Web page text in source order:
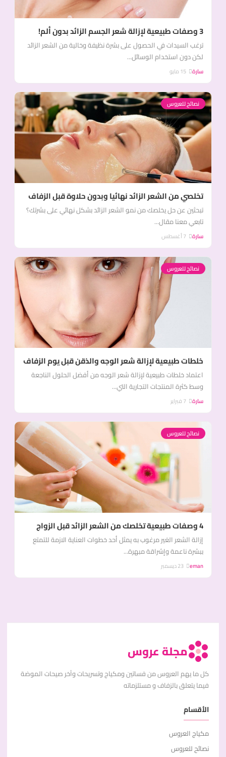
3 وصفات طبيعية لإزالة شعر الجسم الزائد بدون ألم!
ترغب السيدات في الحصول على بشرة نظيفة وخالية من الشعر الزائد
لكن دون استخدام الوسائل...
سارة
نصائح للعروس
تخلصي من الشعر الزائد نهائيا وبدون حلاوة قبل الزفاف
تبحثين عن حل يخلصك من نمو الشعر الزائد بشكل نهائي على بشرتك؟
تابعي معنا مقال...
سارة
نصائح للعروس
خلطات طبيعية لإزالة شعر الوجه والذقن قبل يوم الزفاف
اعتماد خلطات طبيعية لإزالة شعر الوجه من أفضل الحلول الناجعة
وسط كثرة المنتجات التجارية التي...
سارة
نصائح للعروس
4 وصفات طبيعية تخلصك من الشعر الزائد قبل الزواج
إزالة الشعر الغير مرغوب به يمثل أحد خطوات العناية الازمة للتمتع
ببشرة ناعمة وإشراقة مبهرة...
eman
مجلة عروس
كل ما يهم العروس من فساتين ومكياج وتسريحات وآخر صيحات الموضة
فيما يتعلق بالزفاف و مستلزماته
الأقسام
مكياج العروس
نصائح للعروس